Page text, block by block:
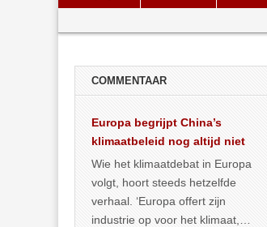
menu
menu
COMMENTAAR
Europa begrijpt China’s
klimaatbeleid nog altijd niet
Wie het klimaatdebat in Europa
volgt, hoort steeds hetzelfde
verhaal. ‘Europa offert zijn
industrie op voor het klimaat,